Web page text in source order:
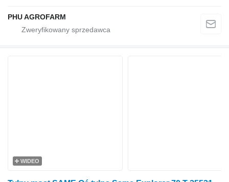
PHU AGROFARM
WIDEO